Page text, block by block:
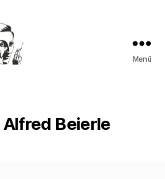
Menü
Alfred Beierle